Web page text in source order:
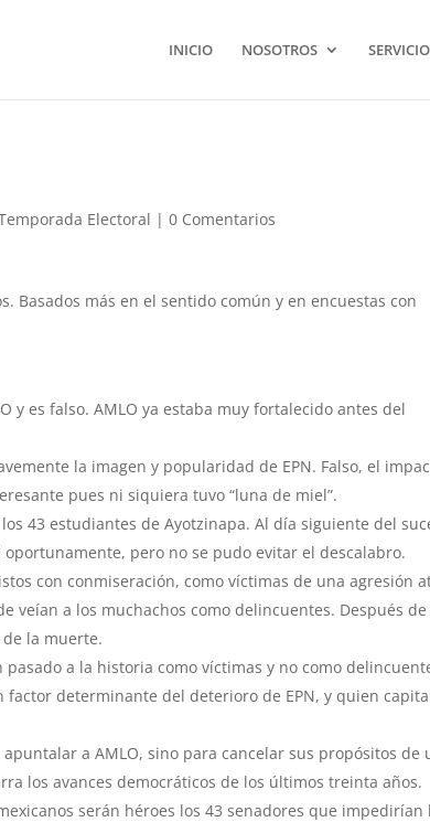
INICIO NOSOTROS
Electoral |0 Comentarios
Basados más en el sentido común y en encuestas con
y es falso. AMLO ya estaba muy fortalecido antes del
la imagen y popularidad de EPN. Falso, el
pues ni siquiera tuvo “luna de miel”.
43 estudiantes de Ayotzinapa. Al día siguiente del
pero no se pudo evitar el descalabro.
con conmiseración, como víctimas de una agresión
veían a los muchachos como delincuentes. Después de
la muerte.
a la historia como víctimas y no como
factor determinante del deterioro de EPN, y quien
a AMLO, sino para cancelar sus propósitos de
los avances democráticos de los últimos treinta años.
serán héroes los 43 senadores que impedirían